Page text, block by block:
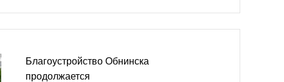
Благоустройство Обнинска
продолжается